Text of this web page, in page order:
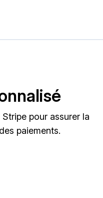
pour assurer la
paiements.